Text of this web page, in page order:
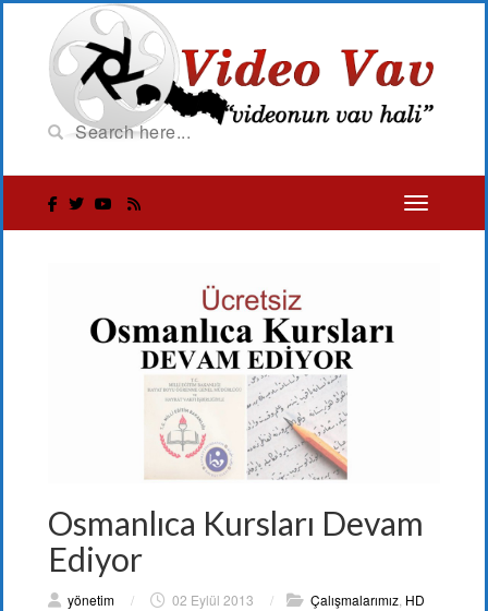
Osmanlıca Kursları Devam
Ediyor
yönetim / 02 Eylül 2013 / Çalışmalarımız, HD